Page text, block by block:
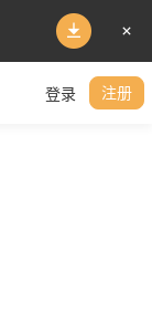
登录 注册